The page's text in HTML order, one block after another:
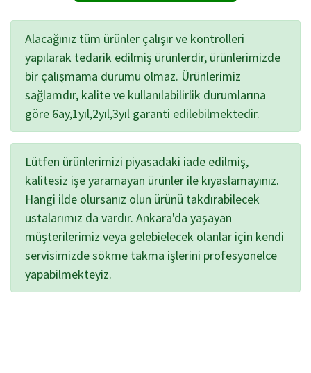
Alacağınız tüm ürünler çalışır ve kontrolleri
yapılarak tedarik edilmiş ürünlerdir, ürünlerimizde
bir çalışmama durumu olmaz. Ürünlerimiz
sağlamdır, kalite ve kullanılabilirlik durumlarına
göre 6ay,1yıl,2yıl,3yıl garanti edilebilmektedir.
Lütfen ürünlerimizi piyasadaki iade edilmiş,
kalitesiz işe yaramayan ürünler ile kıyaslamayınız.
Hangi ilde olursanız olun ürünü takdırabilecek
ustalarımız da vardır. Ankara'da yaşayan
müşterilerimiz veya gelebielecek olanlar için kendi
servisimizde sökme takma işlerini profesyonelce
yapabilmekteyiz.